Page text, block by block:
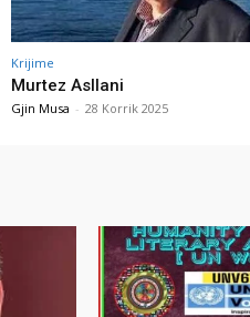
Krijime
Murtez Asllani
Gjin Musa - 28 Korrik 2025